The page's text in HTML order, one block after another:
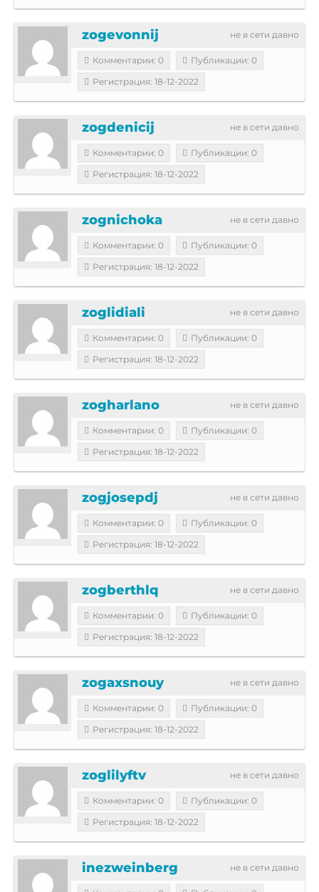
не в сети давно
zogevonnij
Комментарии: 0
Публикации: 0
Регистрация: 18-12-2022
не в сети давно
zogdenicij
Комментарии: 0
Публикации: 0
Регистрация: 18-12-2022
не в сети давно
zognichoka
Комментарии: 0
Публикации: 0
Регистрация: 18-12-2022
не в сети давно
zoglidiali
Комментарии: 0
Публикации: 0
Регистрация: 18-12-2022
не в сети давно
zogharlano
Комментарии: 0
Публикации: 0
Регистрация: 18-12-2022
не в сети давно
zogjosepdj
Комментарии: 0
Публикации: 0
Регистрация: 18-12-2022
не в сети давно
zogberthlq
Комментарии: 0
Публикации: 0
Регистрация: 18-12-2022
не в сети давно
zogaxsnouy
Комментарии: 0
Публикации: 0
Регистрация: 18-12-2022
не в сети давно
zoglilyftv
Комментарии: 0
Публикации: 0
Регистрация: 18-12-2022
не в сети давно
inezweinberg